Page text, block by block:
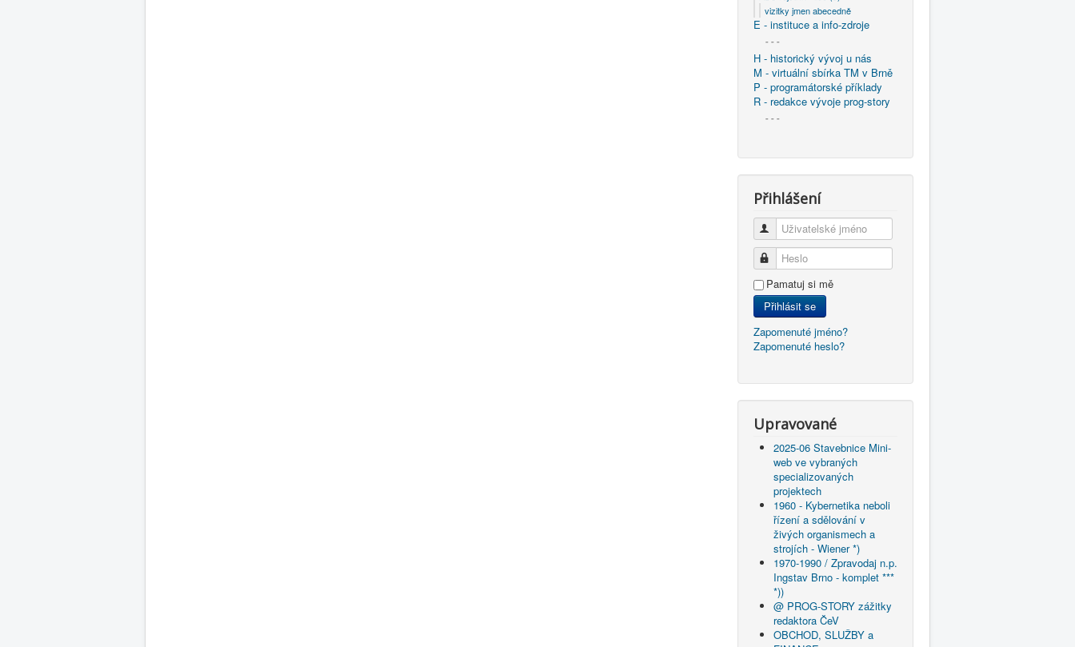
vizitky jmen abecedně
E - instituce a info-zdroje
- - -
H - historický vývoj u nás
M - virtuální sbírka TM v Brně
P - programátorské příklady
R - redakce vývoje prog-story
- - -
Přihlášení
Uživatelské jméno
Heslo
Pamatuj si mě
Přihlásit se
Zapomenuté jméno?
Zapomenuté heslo?
Upravované
2025-06 Stavebnice Mini-
web ve vybraných
specializovaných
projektech
1960 - Kybernetika neboli
řízení a sdělování v
živých organismech a
strojích - Wiener *)
1970-1990 / Zpravodaj n.p.
Ingstav Brno - komplet ***
*))
@ PROG-STORY zážitky
redaktora ČeV
OBCHOD, SLUŽBY a